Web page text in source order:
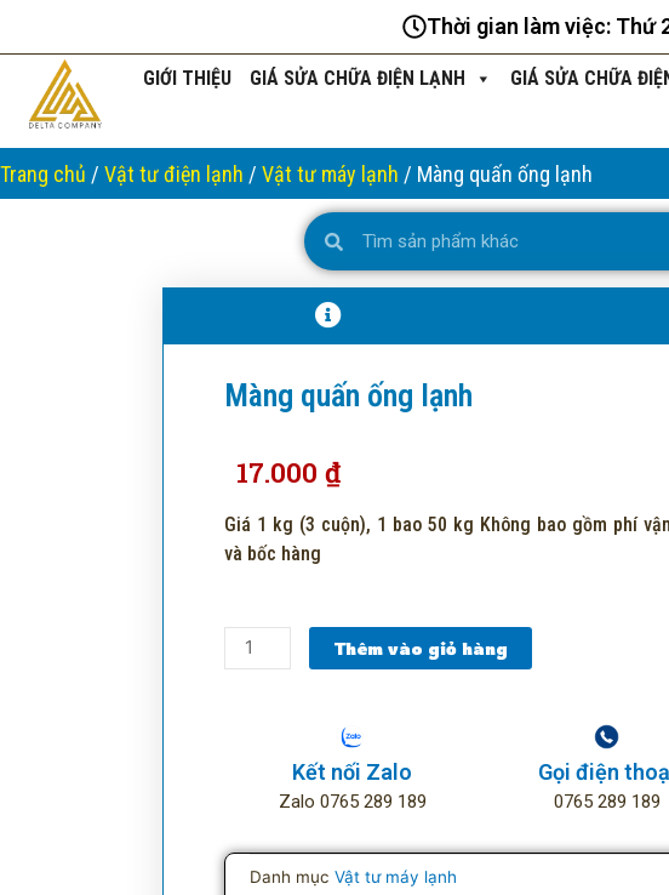
dung
Thời gian làm việc: Thứ
GIỚI THIỆU GIÁ SỬA CHỮA ĐIỆN LẠNH GIÁ SỬA CHỮA
Trang chủ / Vật tư điện lạnh / Vật tư máy lạnh / Màng quấn ống lạnh
SearchSearch
Màng quấn ống lạnh
17.000₫
Giá 1 kg (3 cuộn), 1 bao 50 kg Không bao gồm phí
và bốc hàng
Màng
quấn
Thêm vào giỏ hàng
Kết nối Zalo
Zalo 0765 289 189
Gọi điện
0765 289 189
Danh mục Vật tư máy lạnh